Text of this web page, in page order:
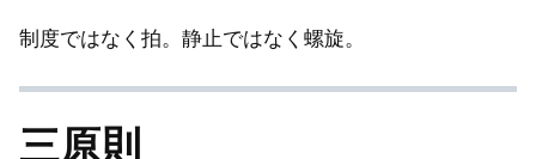
制度ではなく拍。静止ではなく螺旋。
三原則